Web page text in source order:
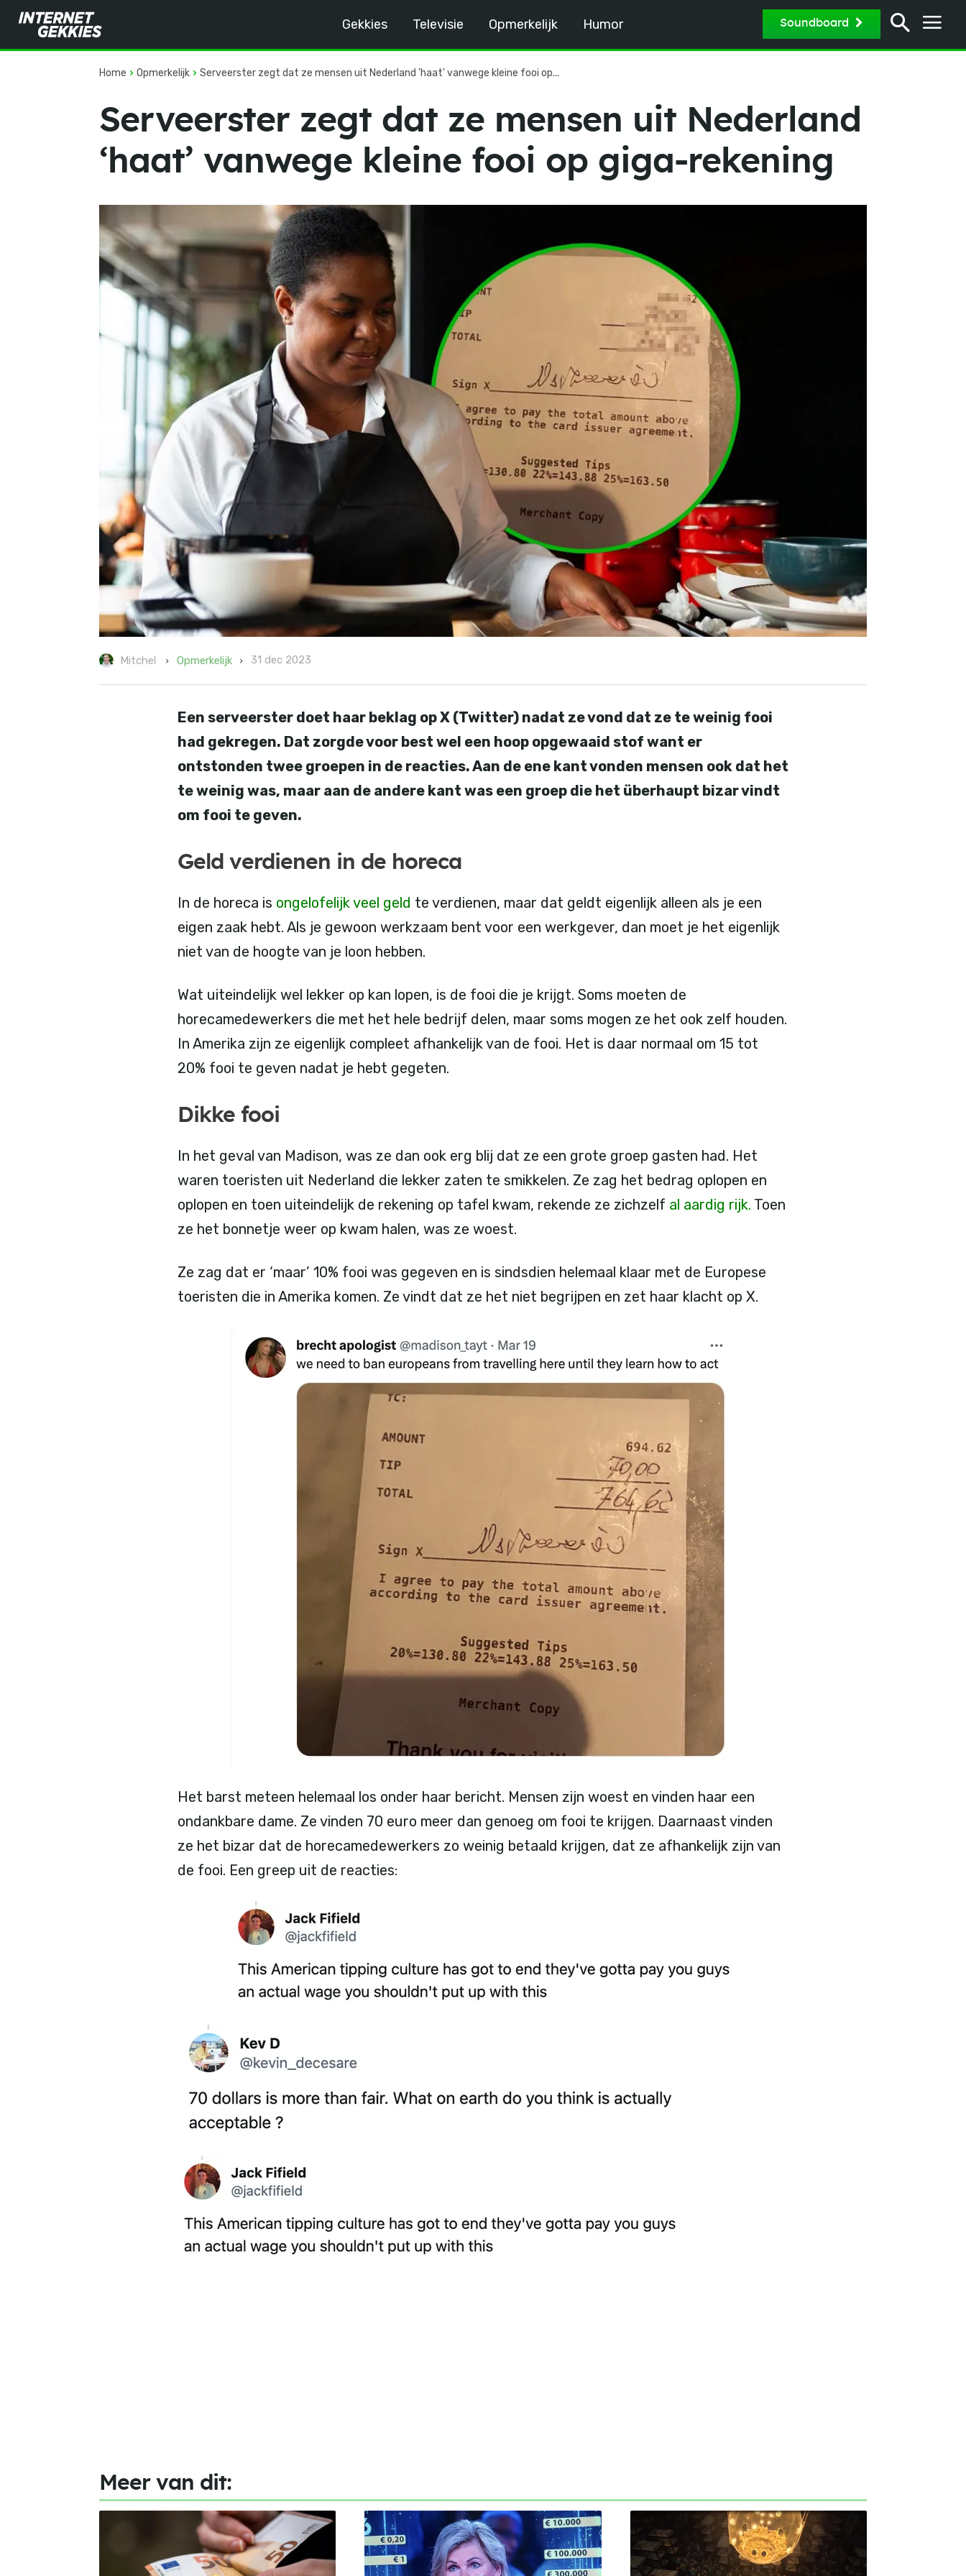
Gekkies Televisie Opmerkelijk Humor Soundboard
Home Opmerkelijk Serveerster zegt dat ze mensen uit Nederland 'haat' vanwege kleine fooi op...
Serveerster zegt dat ze mensen uit Nederland
‘haat’ vanwege kleine fooi op giga-rekening
Mitchel Opmerkelijk 31 dec 2023
Een serveerster doet haar beklag op X (Twitter) nadat ze vond dat ze te weinig fooi
had gekregen. Dat zorgde voor best wel een hoop opgewaaid stof want er
ontstonden twee groepen in de reacties. Aan de ene kant vonden mensen ook dat het
te weinig was, maar aan de andere kant was een groep die het überhaupt bizar vindt
om fooi te geven.
Geld verdienen in de horeca
In de horeca is ongelofelijk veel geld te verdienen, maar dat geldt eigenlijk alleen als je een
eigen zaak hebt. Als je gewoon werkzaam bent voor een werkgever, dan moet je het eigenlijk
niet van de hoogte van je loon hebben.
Wat uiteindelijk wel lekker op kan lopen, is de fooi die je krijgt. Soms moeten de
horecamedewerkers die met het hele bedrijf delen, maar soms mogen ze het ook zelf houden.
In Amerika zijn ze eigenlijk compleet afhankelijk van de fooi. Het is daar normaal om 15 tot
20% fooi te geven nadat je hebt gegeten.
Dikke fooi
In het geval van Madison, was ze dan ook erg blij dat ze een grote groep gasten had. Het
waren toeristen uit Nederland die lekker zaten te smikkelen. Ze zag het bedrag oplopen en
oplopen en toen uiteindelijk de rekening op tafel kwam, rekende ze zichzelf al aardig rijk. Toen
ze het bonnetje weer op kwam halen, was ze woest.
Ze zag dat er ‘maar’ 10% fooi was gegeven en is sindsdien helemaal klaar met de Europese
toeristen die in Amerika komen. Ze vindt dat ze het niet begrijpen en zet haar klacht op X.
Het barst meteen helemaal los onder haar bericht. Mensen zijn woest en vinden haar een
ondankbare dame. Ze vinden 70 euro meer dan genoeg om fooi te krijgen. Daarnaast vinden
ze het bizar dat de horecamedewerkers zo weinig betaald krijgen, dat ze afhankelijk zijn van
de fooi. Een greep uit de reacties:
Meer van dit: